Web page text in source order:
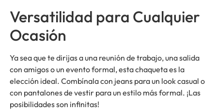
Versatilidad para Cualquier
Ocasión
Ya sea que te dirijas a una reunión de trabajo, una salida
con amigos o un evento formal, esta chaqueta es la
elección ideal. Combínala con jeans para un look casual o
con pantalones de vestir para un estilo más formal. ¡Las
posibilidades son infinitas!